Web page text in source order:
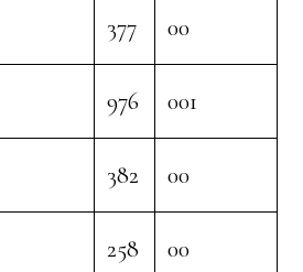
377 00
976 001
382 00
258 00